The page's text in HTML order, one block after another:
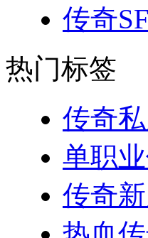
传奇
热门标签
传奇
单职
传奇